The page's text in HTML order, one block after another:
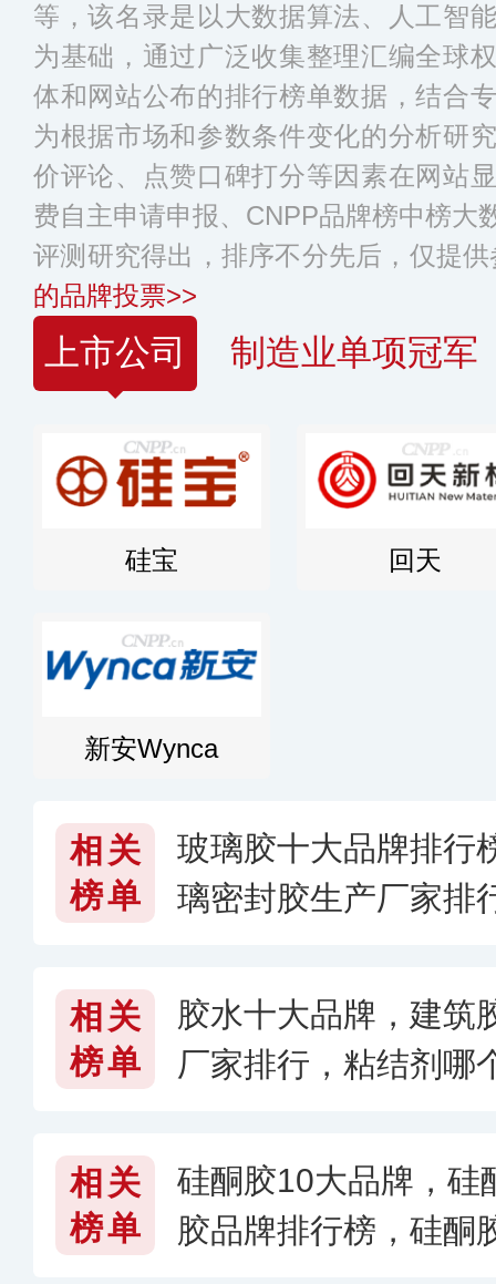
等，该名录是以大数据算法、人工智
为基础，通过广泛收集整理汇编全球
体和网站公布的排行榜单数据，结合
为根据市场和参数条件变化的分析研
价评论、点赞口碑打分等因素在网站
费自主申请申报、CNPP品牌榜中榜大
评测研究得出，排序不分先后，仅提
的品牌投票>>
上市公司 制造业单项冠军
硅宝 回天
新安Wynca
相关
榜单
玻璃胶十大品牌排行
璃密封胶生产厂家排
相关
榜单
胶水十大品牌，建筑
厂家排行，粘结剂哪
相关
榜单
硅酮胶10大品牌，硅
胶品牌排行榜，硅酮